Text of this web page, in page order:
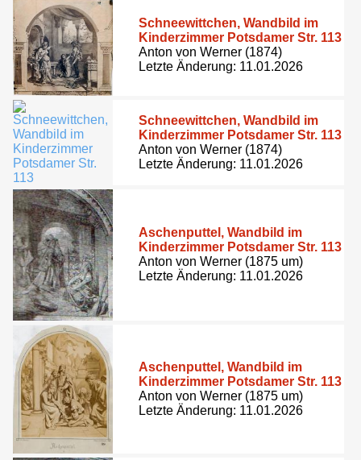
Schneewittchen, Wandbild im
Kinderzimmer Potsdamer Str. 113
Anton von Werner (1874)
Letzte Änderung: 11.01.2026
Schneewittchen, Wandbild im
Kinderzimmer Potsdamer Str. 113
Anton von Werner (1874)
Letzte Änderung: 11.01.2026
Aschenputtel, Wandbild im
Kinderzimmer Potsdamer Str. 113
Anton von Werner (1875 um)
Letzte Änderung: 11.01.2026
Aschenputtel, Wandbild im
Kinderzimmer Potsdamer Str. 113
Anton von Werner (1875 um)
Letzte Änderung: 11.01.2026